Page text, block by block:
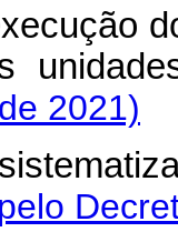
2021)